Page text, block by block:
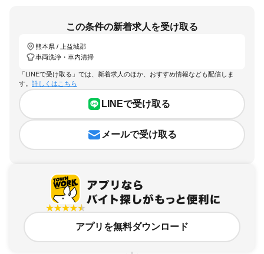
この条件の新着求人を受け取る
熊本県 / 上益城郡
車両洗浄・車内清掃
「LINEで受け取る」では、新着求人のほか、おすすめ情報なども配信しま
す。 詳しくはこちら
LINEで受け取る
メールで受け取る
アプリを無料ダウンロード